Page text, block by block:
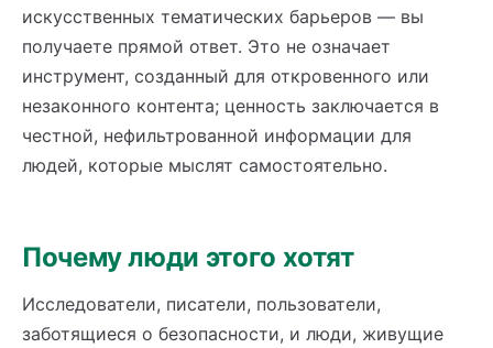
искусственных тематических барьеров — вы
получаете прямой ответ. Это не означает
инструмент, созданный для откровенного или
незаконного контента; ценность заключается в
честной, нефильтрованной информации для
людей, которые мыслят самостоятельно.
Почему люди этого хотят
Исследователи, писатели, пользователи,
заботящиеся о безопасности, и люди, живущие